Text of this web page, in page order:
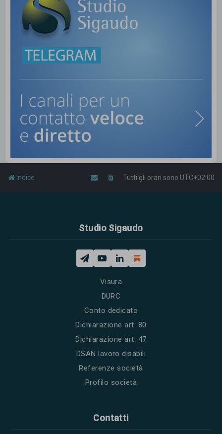
Indice Tutti gli orari sono UTC+02:00
Studio Sigaudo
Visura
DURC
Conto dedicato
Dichiarazione art. 80
Dichiarazione art. 47
DSAN lavoro disabili
Referenze società
Profilo società
Contatti